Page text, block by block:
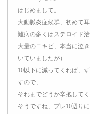
はじめまして。
大動脈炎症候群、初めて
難病の多くはステロイド
大量のニキビ、本当に泣
いていましたが）
10以下に減ってくれば、
すので、
それまでどうか辛抱してく
そうですね、プレ10辺り